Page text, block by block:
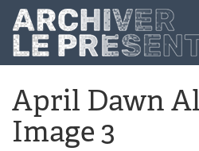
Aller au contenu principal
April Dawn
Image 3